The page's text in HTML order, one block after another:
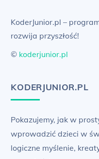
KoderJunior.pl –
rozwija przyszłość!
© koderjunior.pl
KODERJUNIOR.PL
Pokazujemy, jak w
wprowadzić dzieci w
logiczne myślenie,